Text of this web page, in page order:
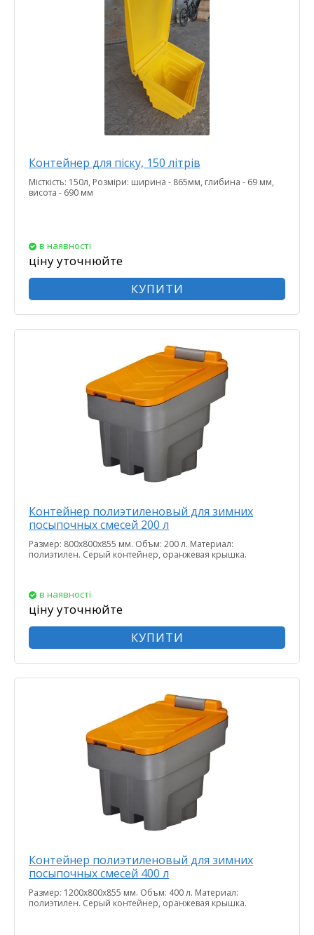
Контейнер для піску, 150 літрів
Місткість: 150л, Розміри: ширина - 865мм, глибина - 69 мм,
висота - 690 мм
в наявності
ціну уточнюйте
КУПИТИ
Контейнер полиэтиленовый для зимних
посыпочных смесей 200 л
Размер: 800х800х855 мм. Объм: 200 л. Материал:
полиэтилен. Серый контейнер, оранжевая крышка.
в наявності
ціну уточнюйте
КУПИТИ
Контейнер полиэтиленовый для зимних
посыпочных смесей 400 л
Размер: 1200х800х855 мм. Объм: 400 л. Материал:
полиэтилен. Серый контейнер, оранжевая крышка.